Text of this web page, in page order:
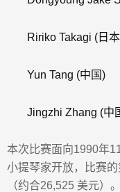
Ririko Takagi (日
Yun Tang (中国)
Jingzhi Zhang (中
本次比赛面向1990年
小提琴家开放，比赛
（约合26,525 美元）。